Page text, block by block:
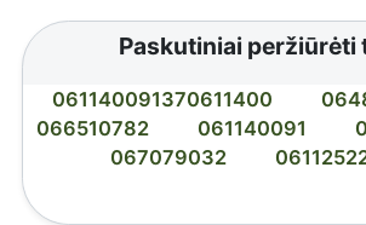
Paskutiniai peržiūrėti
061140091370611400
066510782
061140091
067079032